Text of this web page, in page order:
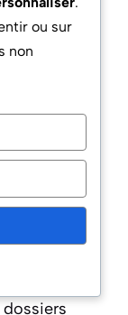
de
ou
la
ou sur
non